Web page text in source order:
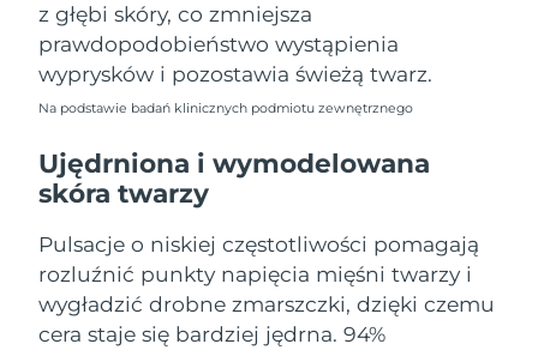
z głębi skóry, co zmniejsza
prawdopodobieństwo wystąpienia
wyprysków i pozostawia świeżą twarz.
Na podstawie badań klinicznych podmiotu zewnętrznego
Ujędrniona i wymodelowana
skóra twarzy
Pulsacje o niskiej częstotliwości pomagają
rozluźnić punkty napięcia mięśni twarzy i
wygładzić drobne zmarszczki, dzięki czemu
cera staje się bardziej jędrna. 94%
Portoryko
Oczekiwany czas dostawy
Katar
Reunion
Oczekiwany czas dostawy
Rumunia
Oczekiwany czas dostawy
8/11/26
Rosja
Oczekiwany czas dostawy